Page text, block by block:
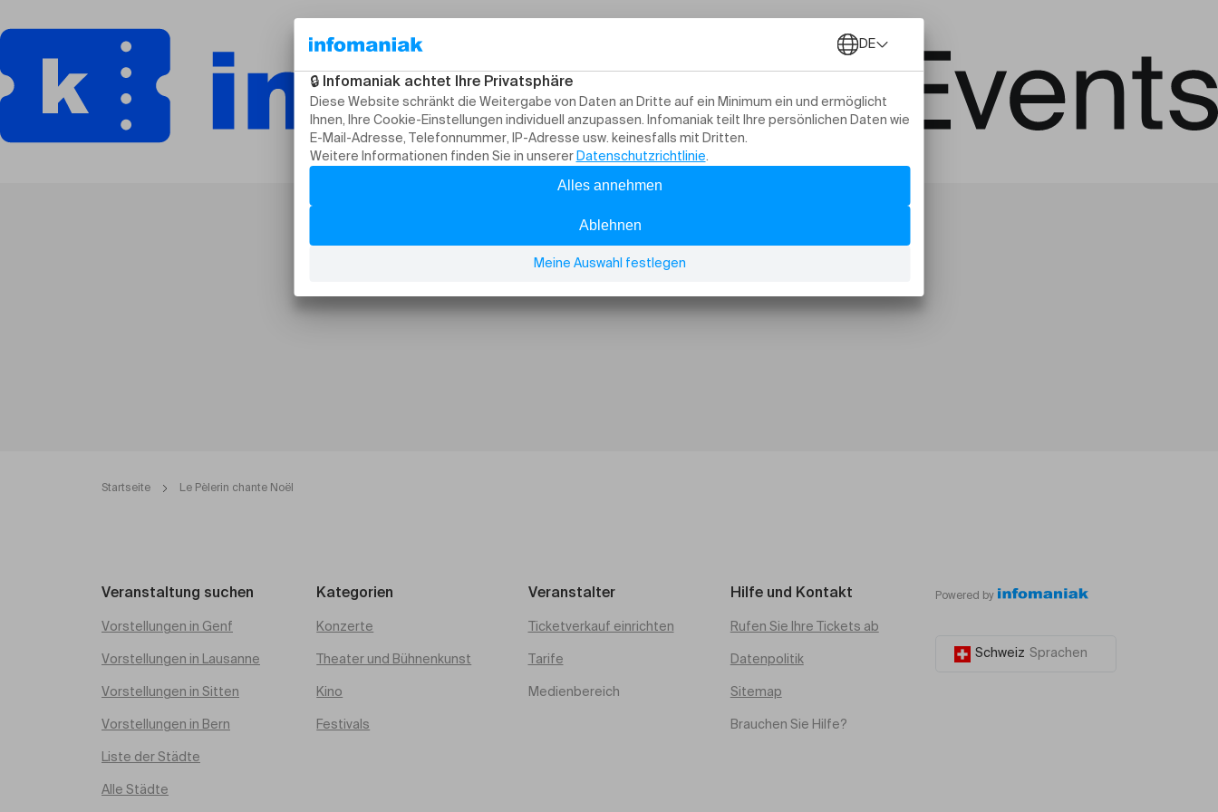
Startseite Le Pèlerin chante Noël
Veranstaltung suchen
Vorstellungen in Genf
Vorstellungen in Lausanne
Vorstellungen in Sitten
Vorstellungen in Bern
Liste der Städte
Alle Städte
Kategorien
Konzerte
Theater und Bühnenkunst
Kino
Festivals
Veranstalter
Ticketverkauf einrichten
Tarife
Medienbereich
Hilfe und Kontakt
Rufen Sie Ihre Tickets ab
Datenpolitik
Sitemap
Brauchen Sie Hilfe?
Powered by
Schweiz Sprachen